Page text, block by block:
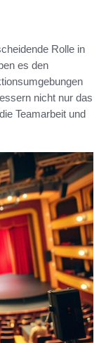
Rolle in
es den
nicht nur das
Teamarbeit und